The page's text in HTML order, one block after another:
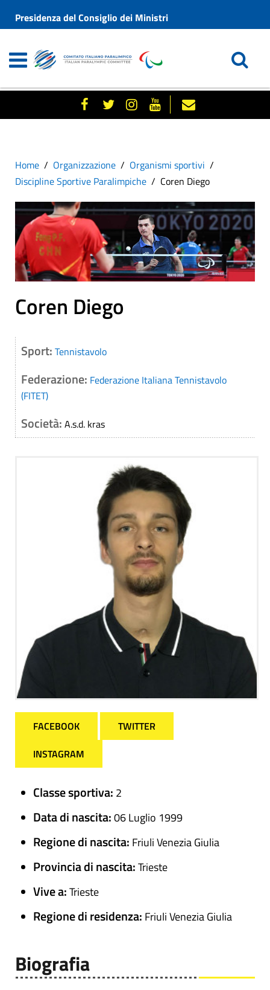
Presidenza del Consiglio dei Ministri
Home Organizzazione
Organismi sportivi
Discipline Sportive Paralimpiche
Coren Diego
Coren Diego
Sport: Tennistavolo
Federazione: Federazione Italiana Tennistavolo
(FITET)
Società: A.s.d. kras
FACEBOOK
TWITTER
INSTAGRAM
Classe sportiva: 2
Data di nascita:06 Luglio 1999
Regione di nascita: Friuli Venezia Giulia
Provincia di nascita:Trieste
Vive a:Trieste
Regione di residenza: Friuli Venezia Giulia
Biografia